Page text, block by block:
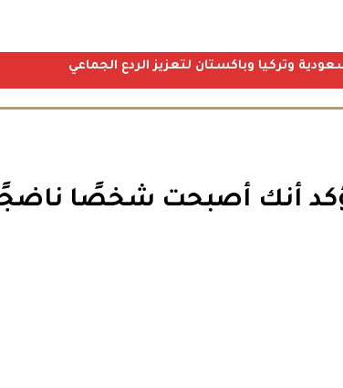
وتركيا وباكستان لتعزيز الردع الجماعي